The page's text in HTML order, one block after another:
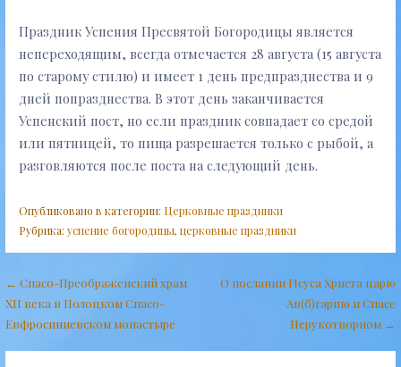
Праздник Успения Пресвятой Богородицы является
непереходящим, всегда отмечается 28 августа (15 августа
по старому стилю) и имеет 1 день предпразднества и 9
дней попразднества. В этот день заканчивается
Успенский пост, но если праздник совпадает со средой
или пятницей, то пища разрешается только с рыбой, а
разговляются после поста на следующий день.
Опубликовано в категории: Церковные праздники
Рубрика: успение богородицы, церковные праздники
Навигация
по
записям
← Спасо-Преображенский храм
XII века в Полоцком Спасо-
Евфросиниевском монастыре
О послании Исуса Христа царю
Ав(б)гарию и Спасе
Нерукотворном →